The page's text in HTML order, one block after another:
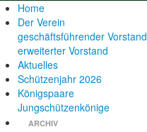
Home
Der Verein
geschäftsführender Vorstand
erweiterter Vorstand
Aktuelles
Schützenjahr 2026
Königspaare
Jungschützenkönige
ARCHIV